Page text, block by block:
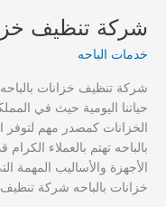
شركة تنظيف
خدمات الباحه
شركة تنظيف خزانات
حياتنا اليومية حيث في
الخزانات كمصدر مهم لتوفر
بالباحه تهتم بالعملاء
الأجهزة والأساليب
خزانات بالباحه شركة